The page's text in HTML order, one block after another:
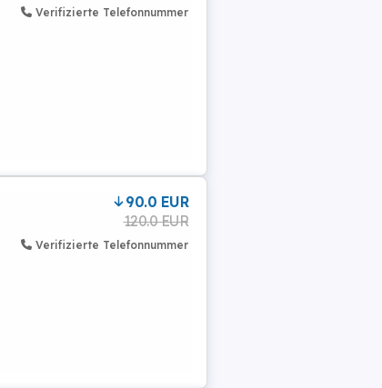
Verifizierte Telefonnummer
90.0 EUR
120.0 EUR
Verifizierte Telefonnummer